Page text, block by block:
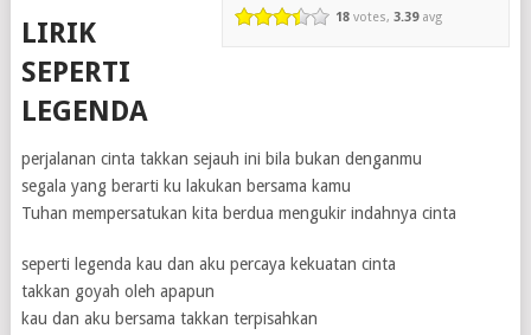
18 votes,3.39avg
LIRIK
SEPERTI
LEGENDA
perjalanan cinta takkan sejauh ini bila bukan denganmu
segala yang berarti ku lakukan bersama kamu
Tuhan mempersatukan kita berdua mengukir indahnya cinta
seperti legenda kau dan aku percaya kekuatan cinta
takkan goyah oleh apapun
kau dan aku bersama takkan terpisahkan